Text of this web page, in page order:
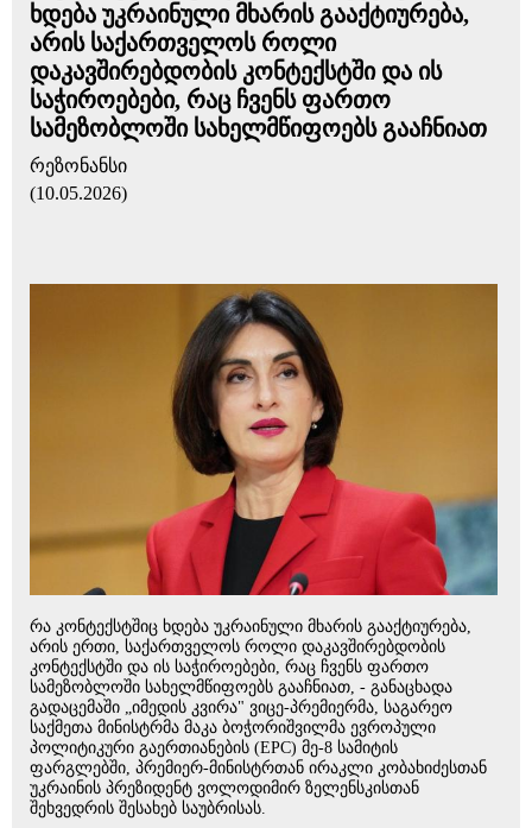
ხდება უკრაინული მხარის გააქტიურება,
არის საქართველოს როლი
დაკავშირებდობის კონტექსტში და ის
საჭიროებები, რაც ჩვენს ფართო
სამეზობლოში სახელმწიფოებს გააჩნიათ
რეზონანსი
(10.05.2026)
რა კონტექსტშიც ხდება უკრაინული მხარის გააქტიურება,
არის ერთი, საქართველოს როლი დაკავშირებდობის
კონტექსტში და ის საჭიროებები, რაც ჩვენს ფართო
სამეზობლოში სახელმწიფოებს გააჩნიათ, - განაცხადა
გადაცემაში „იმედის კვირა" ვიცე-პრემიერმა, საგარეო
საქმეთა მინისტრმა მაკა ბოჭორიშვილმა ევროპული
პოლიტიკური გაერთიანების (EPC) მე-8 სამიტის
ფარგლებში, პრემიერ-მინისტრთან ირაკლი კობახიძესთან
უკრაინის პრეზიდენტ ვოლოდიმირ ზელენსკისთან
შეხვედრის შესახებ საუბრისას.